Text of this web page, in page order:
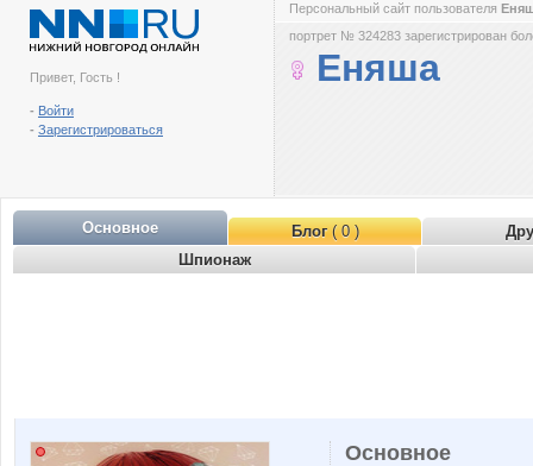
Привет, Гость !
- Войти
- Зарегистрироваться
Персональный сайт пользователя
портрет № 324283 зарегистрирован
Еняша
Основное Блог( 0 )
Шпионаж
Основное